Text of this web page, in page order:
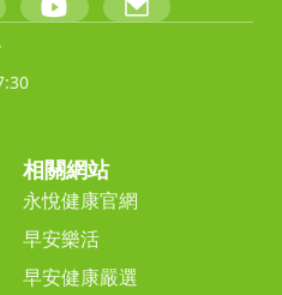
相關網站
永悅健康官網
早安樂活
早安健康嚴選